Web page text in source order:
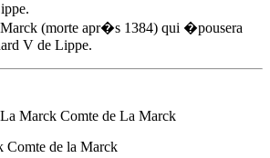
(morte apr�s 1384) qui �pousera
V de Lippe.
Marck Comte de La Marck
Comte de la Marck